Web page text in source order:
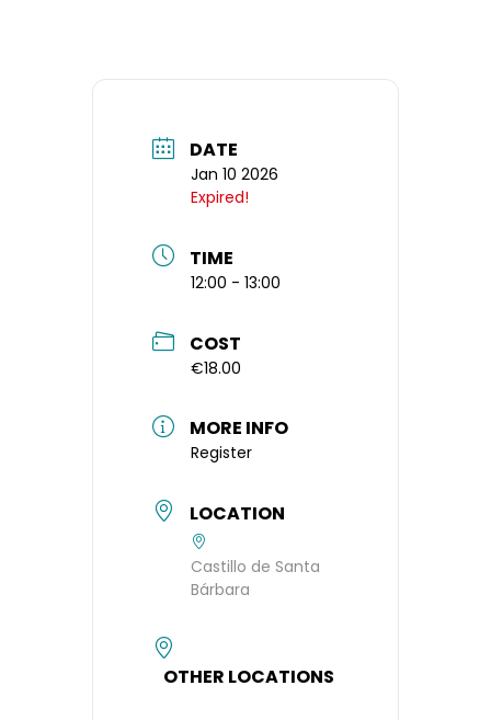
DATE
Jan 10 2026
Expired!
TIME
12:00 - 13:00
COST
€18.00
MORE INFO
Register
LOCATION
Castillo de Santa
Bárbara
OTHER LOCATIONS